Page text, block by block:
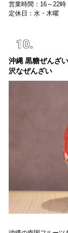
営業時間：16～22時
定休日：水・木曜
沖縄 黒糖ぜんざ
沢なぜんざい